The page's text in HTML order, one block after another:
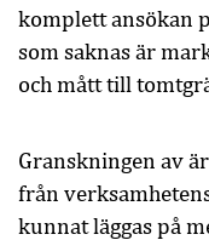
komplett ansökan
som saknas är
och mått till
Granskningen av
från
kunnat läggas på